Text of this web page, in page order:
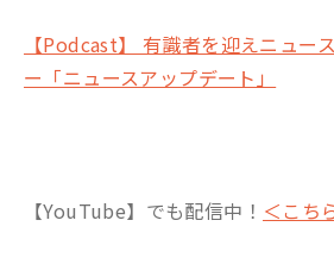
【Podcast】 有識者を迎えニュー
ー「ニュースアップデート」
【YouTube】でも配信中！ ＜こち